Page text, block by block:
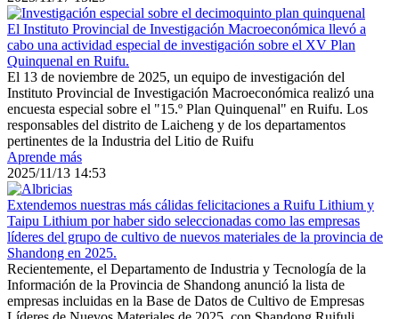
El Instituto Provincial de Investigación Macroeconómica llevó a
cabo una actividad especial de investigación sobre el XV Plan
Quinquenal en Ruifu.
El 13 de noviembre de 2025, un equipo de investigación del
Instituto Provincial de Investigación Macroeconómica realizó una
encuesta especial sobre el "15.º Plan Quinquenal" en Ruifu. Los
responsables del distrito de Laicheng y de los departamentos
pertinentes de la Industria del Litio de Ruifu
Aprende más
2025/11/13 14:53
Extendemos nuestras más cálidas felicitaciones a Ruifu Lithium y
Taipu Lithium por haber sido seleccionadas como las empresas
líderes del grupo de cultivo de nuevos materiales de la provincia de
Shandong en 2025.
Recientemente, el Departamento de Industria y Tecnología de la
Información de la Provincia de Shandong anunció la lista de
empresas incluidas en la Base de Datos de Cultivo de Empresas